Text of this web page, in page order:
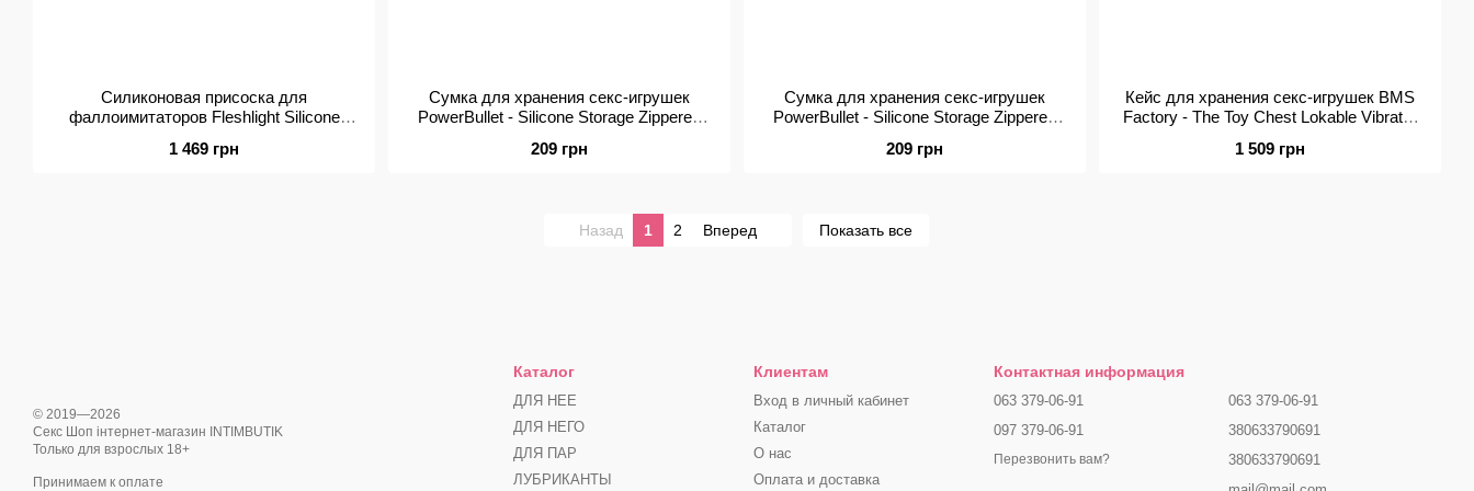
Силиконовая присоска для
фаллоимитаторов Fleshlight Silicone
1 469 грн
Сумка для хранения секс-игрушек
PowerBullet - Silicone Storage Zippered
209 грн
Сумка для хранения секс-игрушек
PowerBullet - Silicone Storage Zippered
209 грн
Кейс для хранения секс-игрушек BMS
Factory - The Toy Chest Lokable Vibrator
1 509 грн
Назад 1 2 Вперед Показать все
© 2019—2026
Секс Шоп інтернет-магазин INTIMBUTIK
Только для взрослых 18+
Принимаем к оплате
Каталог
ДЛЯ НЕЕ
ДЛЯ НЕГО
ДЛЯ ПАР
ЛУБРИКАНТЫ
Клиентам
Вход в личный кабинет
Каталог
О нас
Оплата и доставка
Контактная информация
063 379-06-91
097 379-06-91
Перезвонить вам?
063 379-06-91
380633790691
380633790691